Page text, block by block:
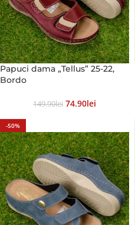
Papuci dama „Tellus” 25-22,
Bordo
149.90Lei 74.90Lei
-50%